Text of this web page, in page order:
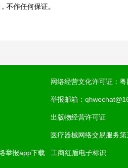
不作任何保证。
网络经营文化许可证：
举报邮箱：
出版物经营许可证
医疗器械网络交易服务
举报app下载 工商红盾电子标识